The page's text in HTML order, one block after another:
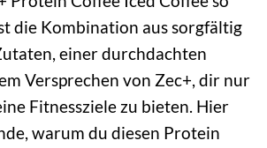
die Kombination aus sorgfältig
einer durchdachten
Versprechen von Zec+, dir nur
Fitnessziele zu bieten. Hier
warum du diesen Protein